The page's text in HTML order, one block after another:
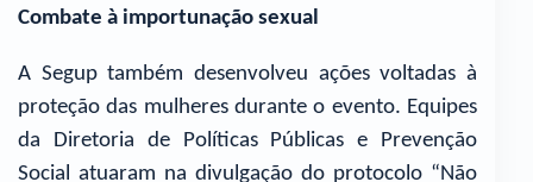
Combate à importunação sexual
A Segup também desenvolveu ações voltadas à
proteção das mulheres durante o evento. Equipes
da Diretoria de Políticas Públicas e Prevenção
Social atuaram na divulgação do protocolo “Não